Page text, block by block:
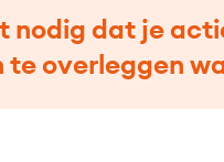
nodig dat je
te overleggen